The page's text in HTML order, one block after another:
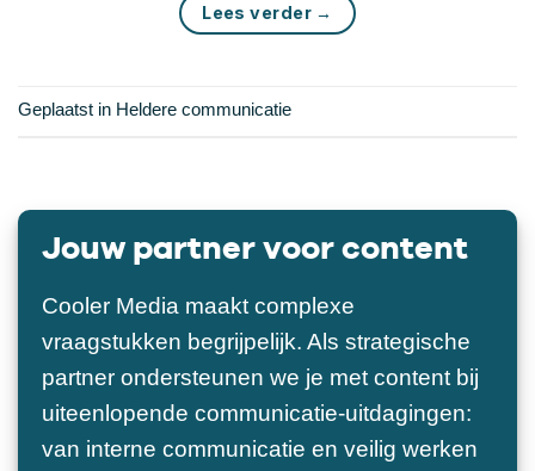
Lees verder →
Geplaatst in Heldere communicatie
Jouw partner voor content
Cooler Media maakt complexe
vraagstukken begrijpelijk. Als strategische
partner ondersteunen we je met content bij
uiteenlopende communicatie-uitdagingen:
van interne communicatie en veilig werken